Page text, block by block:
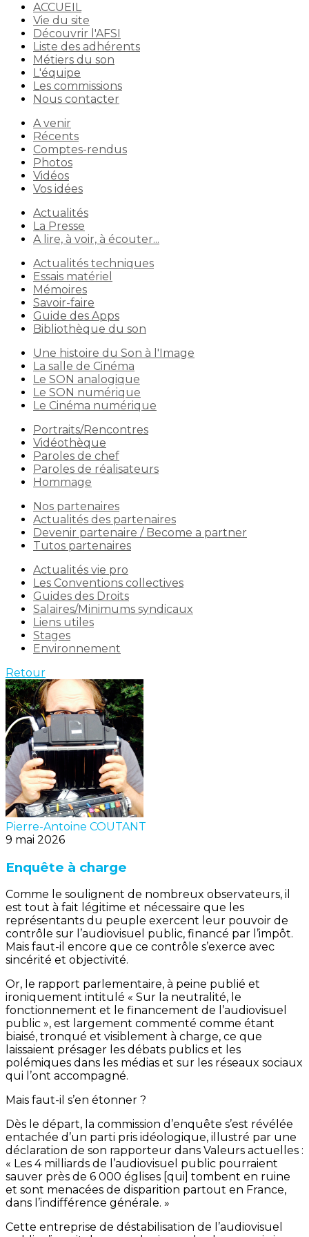
ACCUEIL
Vie du site
Découvrir l'AFSI
Liste des adhérents
Métiers du son
L'équipe
Les commissions
Nous contacter
A venir
Récents
Comptes-rendus
Photos
Vidéos
Vos idées
Actualités
La Presse
A lire, à voir, à écouter...
Actualités techniques
Essais matériel
Mémoires
Savoir-faire
Guide des Apps
Bibliothèque du son
Une histoire du Son à l'Image
La salle de Cinéma
Le SON analogique
Le SON numérique
Le Cinéma numérique
Portraits/Rencontres
Vidéothèque
Paroles de chef
Paroles de réalisateurs
Hommage
Nos partenaires
Actualités des partenaires
Devenir partenaire / Become a partner
Tutos partenaires
Actualités vie pro
Les Conventions collectives
Guides des Droits
Salaires/Minimums syndicaux
Liens utiles
Stages
Environnement
Retour
Pierre-Antoine COUTANT
9 mai 2026
Enquête à charge
Comme le soulignent de nombreux observateurs, il
est tout à fait légitime et nécessaire que les
représentants du peuple exercent leur pouvoir de
contrôle sur l’audiovisuel public, financé par l’impôt.
Mais faut-il encore que ce contrôle s’exerce avec
sincérité et objectivité.
Or, le rapport parlementaire, à peine publié et
ironiquement intitulé « Sur la neutralité, le
fonctionnement et le financement de l’audiovisuel
public », est largement commenté comme étant
biaisé, tronqué et visiblement à charge, ce que
laissaient présager les débats publics et les
polémiques dans les médias et sur les réseaux sociaux
qui l’ont accompagné.
Mais faut-il s’en étonner ?
Dès le départ, la commission d’enquête s’est révélée
entachée d’un parti pris idéologique, illustré par une
déclaration de son rapporteur dans Valeurs actuelles :
« Les 4 milliards de l’audiovisuel public pourraient
sauver près de 6 000 églises [qui] tombent en ruine
et sont menacées de disparition partout en France,
dans l’indifférence générale. »
Cette entreprise de déstabilisation de l’audiovisuel